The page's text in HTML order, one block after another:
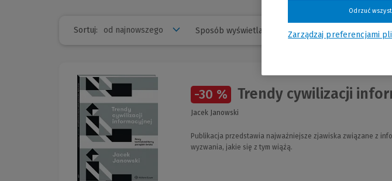
Sortuj: Sposób wyświetlania
-30 % Trendy cywilizacji
Jacek Janowski
Publikacja przedstawia najważniejsze zjawiska związane z
wyzwania, jakie się z tym wiążą.
Zarządzaj preferencjami
Odrzuć